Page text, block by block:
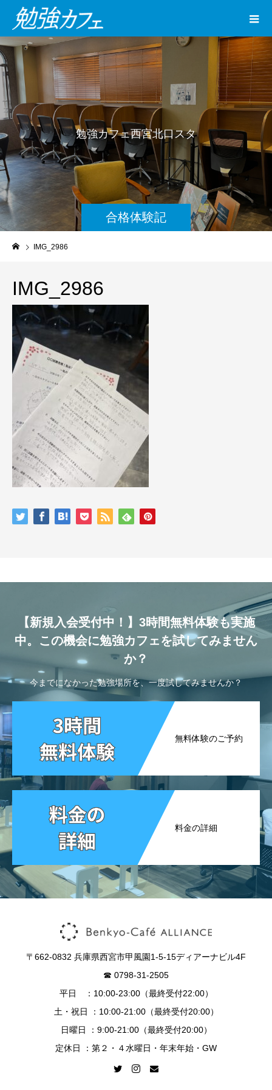
合格体験記
勉強カフェ西宮北口スタジオ
IMG_2986
IMG_2986
【新規入会受付中！】3時間無料体験も実施
中。この機会に勉強カフェを試してみません
か？
今までになかった勉強場所を、一度試してみませんか？
無料体験のご予約
料金の詳細
〒662-0832 兵庫県西宮市甲風園1-5-15ディアーナビル4F
☎︎ 0798-31-2505
平日 ：10:00-23:00（最終受付22:00）
土・祝日 ：10:00-21:00（最終受付20:00）
日曜日 ：9:00-21:00（最終受付20:00）
定休日 ：第２・４水曜日・年末年始・GW